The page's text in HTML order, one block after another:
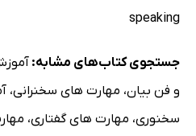
speaking
جستجوی کتاب‌های مشابه:
و فن بیان، مهارت های سخنرانی،
سخنوری، مهارت های گفتاری،